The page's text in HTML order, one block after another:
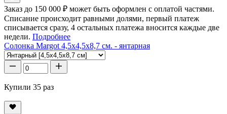
Заказ до 150 000 ₽ может быть оформлен с оплатой частями.
Списание происходит равными долями, первый платеж
списывается сразу, 4 остальных платежа вносится каждые две
недели. Подробнее
Солонка Margot 4,5x4,5x8,7 см. - янтарная
Купили 35 раз